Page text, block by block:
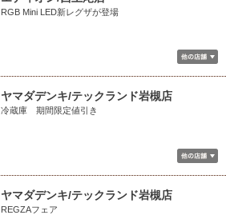
RGB Mini LED新レグザが登場
ヤマダデンキ/テックランド岩槻店
冷蔵庫 期間限定値引き
ヤマダデンキ/テックランド岩槻店
REGZAフェア